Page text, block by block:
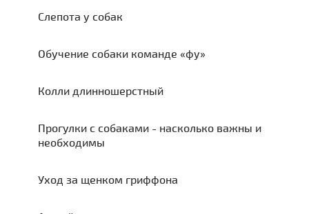
Слепота у собак
Обучение собаки команде «фу»
Колли длинношерстный
Прогулки с собаками - насколько важны и
необходимы
Уход за щенком гриффона